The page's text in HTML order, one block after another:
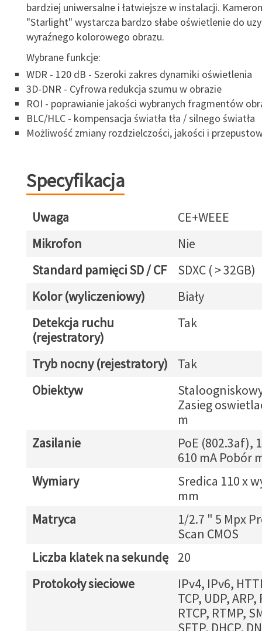
bardziej uniwersalne i łatwiejsze w instalacji.
"Starlight" wystarcza bardzo słabe oświetlenie do
wyraźnego kolorowego obrazu.
Wybrane funkcje:
WDR - 120 dB - Szeroki zakres dynamiki oświetlenia
3D-DNR - Cyfrowa redukcja szumu w obrazie
ROI - poprawianie jakości wybranych fragmentów
BLC/HLC - kompensacja światła tła / silnego światła
Możliwość zmiany rozdzielczości, jakości i
Specyfikacja
Uwaga
CE+WEEE
Mikrofon
Nie
Standard pamięci SD / CF
SDXC ( > 32GB)
Kolor (wyliczeniowy)
Biały
Detekcja ruchu
(rejestratory)
Tak
Tryb nocny (rejestratory)
Tak
Obiektyw
Zasieg
m
Zasilanie
PoE (802.3af),
610 mA Pobór
Wymiary
Sredica 110 x
mm
Matryca
1/2.7 " 5 Mpx
Scan CMOS
Liczba klatek na sekundę
20
Protokoły sieciowe
IPv4, IPv6,
TCP, UDP, ARP,
RTCP, RTMP,
SFTP, DHCP,